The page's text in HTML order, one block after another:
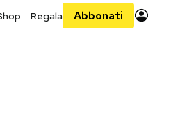
Regala Abbonati